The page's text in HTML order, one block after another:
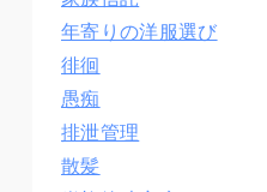
年寄りの洋服選び
徘徊
愚痴
排泄管理
散髪